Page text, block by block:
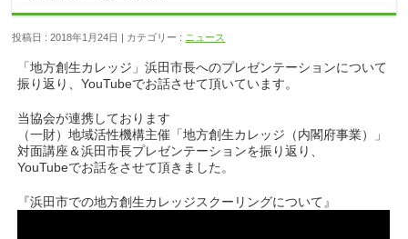
投稿日 : 2018年1月24日 | カテゴリー : ニュース
「地方創生カレッジ」浜田市長へのプレゼンテーションについて
振り返り、YouTubeでお話させて頂いています。
当協会が連携しております
（一財）地域活性機構主催「地方創生カレッジ（内閣府事業）」
対面講座＆浜田市長プレゼンテーションを振り返り、
YouTubeでお話をさせて頂きました。
『浜田市での地方創生カレッジスクーリングについて』